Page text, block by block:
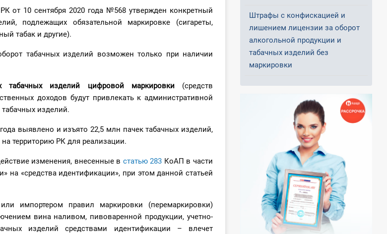
от 10 сентября 2020 года №568 утвержден конкретный
подлежащих обязательной маркировке (сигареты,
табак и другие).
табачных изделий возможен только при наличии
табачных изделий цифровой маркировки(средств
доходов будут привлекать к административной
изделий.
выявлено и изъято 22,5 млн пачек табачных изделий,
территорию РК для реализации.
изменения, внесенные в статью 283 КоАП в части
на «средства идентификации», при этом данной статьей
импортером правил маркировки (перемаркировки)
вина наливом, пивоваренной продукции, учетно-
изделий средствами идентификации – влечет
Штрафы с конфискацией и
лишением лицензии за оборот
алкогольной продукции и
табачных изделий без
маркировки